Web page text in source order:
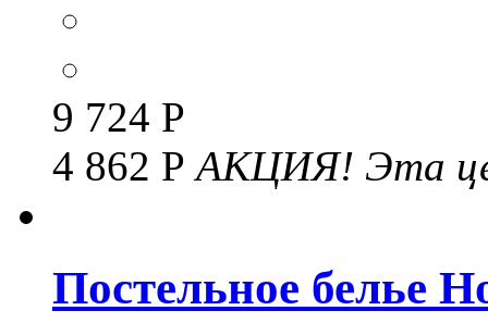
9 724 Р
4 862 РАКЦИЯ! Эта
Постельное белье